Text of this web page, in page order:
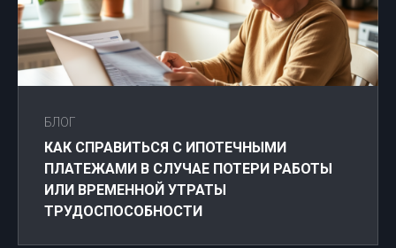
БЛОГ
КАК СПРАВИТЬСЯ С ИПОТЕЧНЫМИ
ПЛАТЕЖАМИ В СЛУЧАЕ ПОТЕРИ РАБОТЫ
ИЛИ ВРЕМЕННОЙ УТРАТЫ
ТРУДОСПОСОБНОСТИ